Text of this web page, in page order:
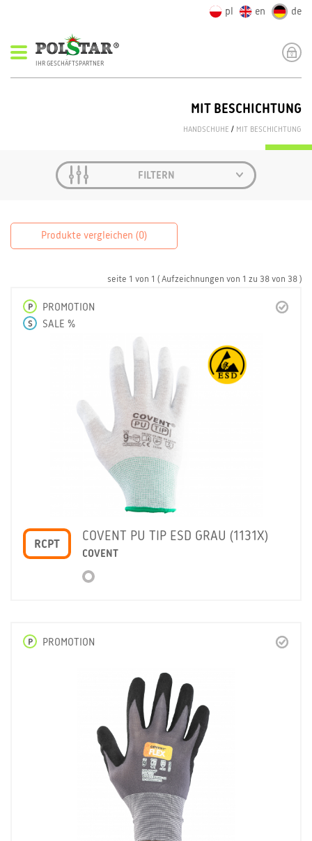
pl en de
IHR GESCHÄFTSPARTNER
MIT BESCHICHTUNG
HANDSCHUHE / MIT BESCHICHTUNG
FILTERN
Produkte vergleichen (0)
seite 1 von 1 ( Aufzeichnungen von 1 zu 38 von 38 )
P PROMOTION
S SALE %
RCPT
COVENT PU TIP ESD GRAU (1131X)
COVENT
P PROMOTION